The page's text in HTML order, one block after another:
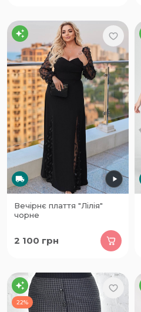
Вечірнє плаття "Лілія"
чорне
2 100 грн
22%